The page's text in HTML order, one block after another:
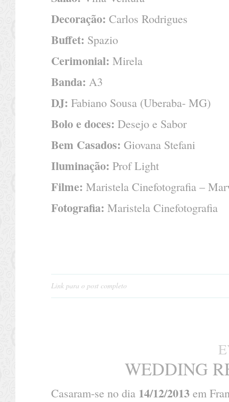
Decoração: Carlos Rodrigues
Buffet: Spazio
Cerimonial: Mirela
Banda: A3
DJ: Fabiano Sousa (Uberaba- MG)
Bolo e doces: Desejo e Sabor
Bem Casados: Giovana Stefani
Iluminação: Prof Light
Filme: Maristela Cinefotografia –
Fotografia: Maristela Cinefotografia
Link para o post completo
WEDDING
Casaram-se no dia 14/12/2013 em